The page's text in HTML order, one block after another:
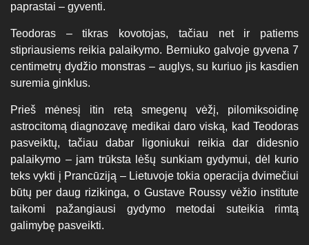
paprastai – gyventi.
Teodoras – tikras kovotojas, tačiau net ir patiems
stipriausiems reikia palaikymo. Berniuko galvoje gyvena 7
centimetrų dydžio monstras – auglys, su kuriuo jis kasdien
suremia ginklus.
Prieš mėnesį itin retą smegenų vėžį, pilomiksoidinę
astrocitomą diagnozavę medikai daro viską, kad Teodoras
pasveiktų, tačiau dabar ligoniukui reikia dar didesnio
palaikymo – jam trūksta lėšų sunkiam gydymui, dėl kurio
teks vykti į Prancūziją – Lietuvoje tokia operacija dvimečiui
būtų per daug rizikinga, o Gustave Roussy vėžio institute
taikomi pažangiausi gydymo metodai suteikia rimtą
galimybę pasveikti.